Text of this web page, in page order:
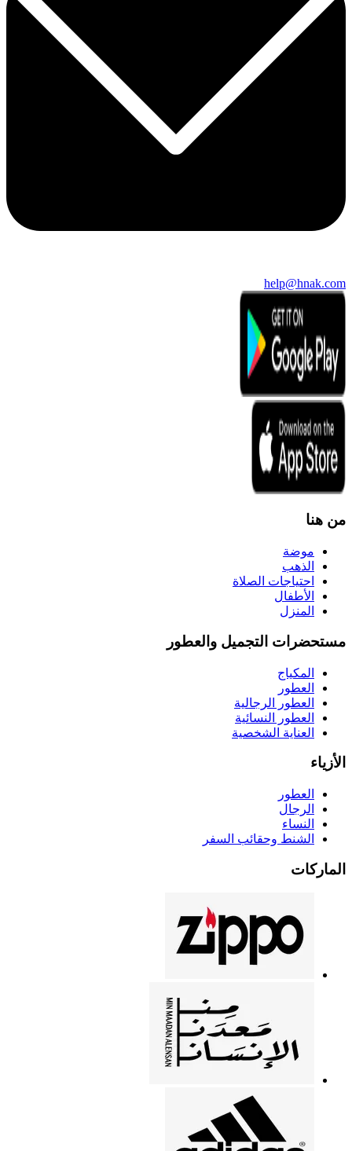
help@hnak.com
من هنا
موضة
الذهب
احتياجات الصلاة
الأطفال
المنزل
مستحضرات التجميل والعطور
المكياج
العطور
العطور الرجالية
العطور النسائية
العناية الشخصية
الأزياء
العطور
الرجال
النساء
الشنط وحقائب السفر
الماركات